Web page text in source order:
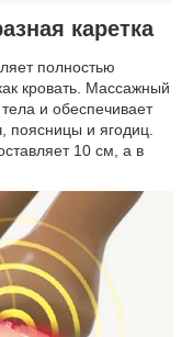
каретка
полностью
кровать. Массажный
и обеспечивает
поясницы и ягодиц.
10 см, а в